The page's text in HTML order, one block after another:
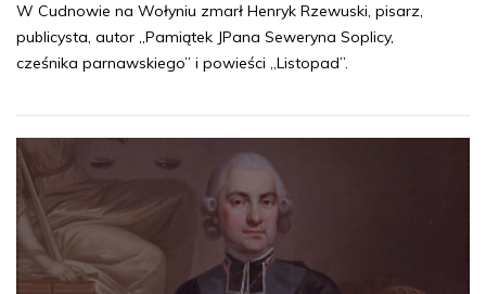
W Cudnowie na Wołyniu zmarł Henryk Rzewuski, pisarz,
publicysta, autor „Pamiątek JPana Seweryna Soplicy,
cześnika parnawskiego” i powieści „Listopad”.